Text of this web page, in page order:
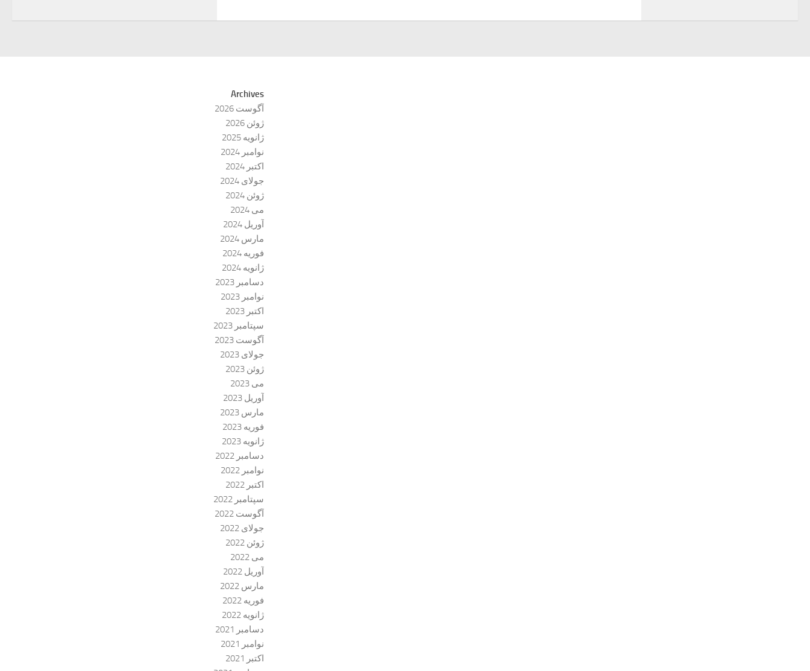
Archives
آگوست 2026
ژوئن 2026
ژانویه 2025
نوامبر 2024
اکتبر 2024
جولای 2024
ژوئن 2024
می 2024
آوریل 2024
مارس 2024
فوریه 2024
ژانویه 2024
دسامبر 2023
نوامبر 2023
اکتبر 2023
سپتامبر 2023
آگوست 2023
جولای 2023
ژوئن 2023
می 2023
آوریل 2023
مارس 2023
فوریه 2023
ژانویه 2023
دسامبر 2022
نوامبر 2022
اکتبر 2022
سپتامبر 2022
آگوست 2022
جولای 2022
ژوئن 2022
می 2022
آوریل 2022
مارس 2022
فوریه 2022
ژانویه 2022
دسامبر 2021
نوامبر 2021
اکتبر 2021